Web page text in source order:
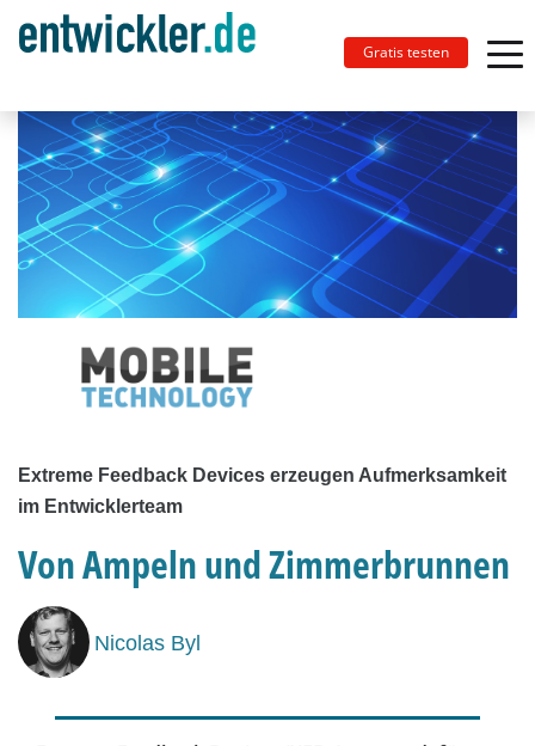
Gratis testen
Extreme Feedback Devices erzeugen Aufmerksamkeit
im Entwicklerteam
Von Ampeln und Zimmerbrunnen
Nicolas Byl